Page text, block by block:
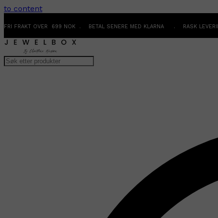
to content
FRI FRAKT OVER 699 NOK . BETAL SENERE MED KLARNA . RASK